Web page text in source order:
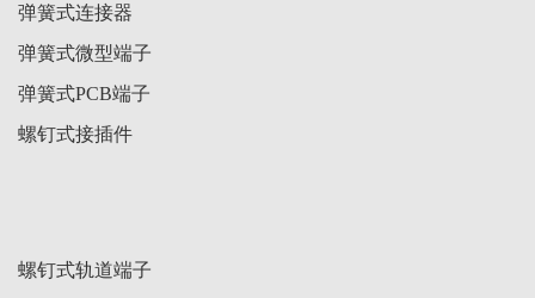
弹簧式连接器
弹簧式微型端子
弹簧式PCB端子
螺钉式接插件
螺钉式轨道端子